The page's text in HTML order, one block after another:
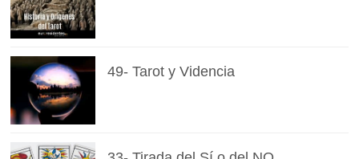
49- Tarot y Videncia